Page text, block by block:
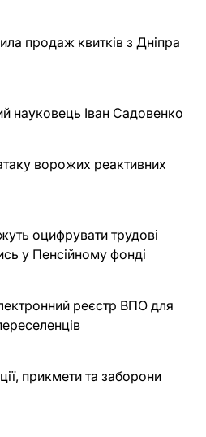
продаж квитків з Дніпра
науковець Іван Садовенко
ворожих реактивних
оцифрувати трудові
у Пенсійному фонді
реєстр ВПО для
прикмети та заборони